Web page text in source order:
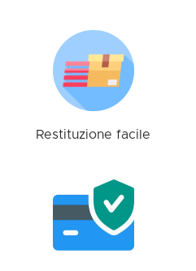
Restituzione facile